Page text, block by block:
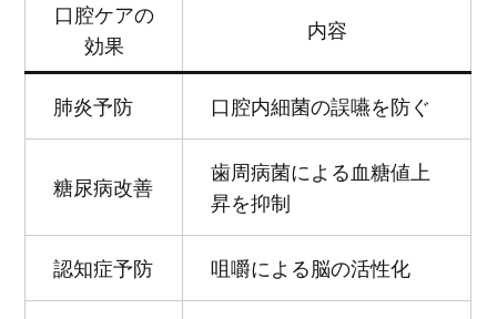
口腔ケアの
効果
内容
肺炎予防 口腔内細菌の誤嚥を防ぐ
糖尿病改善
歯周病菌による血糖値上
昇を抑制
認知症予防 咀嚼による脳の活性化